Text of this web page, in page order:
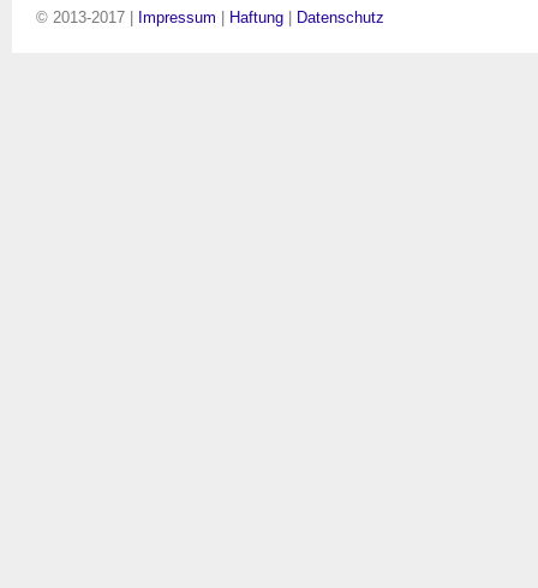
© 2013-2017 | Impressum | Haftung | Datenschutz